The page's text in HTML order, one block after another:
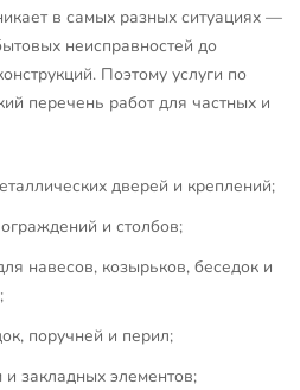
в самых разных ситуациях —
неисправностей до
Поэтому услуги по
перечень работ для частных и
дверей и креплений;
и столбов;
навесов, козырьков, беседок и
поручней и перил;
и закладных элементов;